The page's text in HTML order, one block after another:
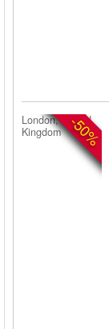
-50%
London, United
Kingdom